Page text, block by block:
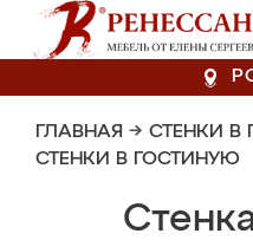
ГЛАВНАЯ → СТЕНКИ В
СТЕНКИ В ГОСТИНУЮ